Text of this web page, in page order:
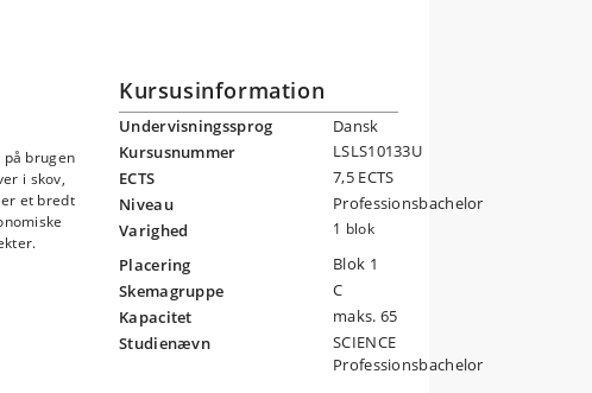
brugen
i skov,
et bredt
Kursusinformation
Undervisningssprog
Dansk
Kursusnummer
LSLS10133U
ECTS
7,5 ECTS
Niveau
Professionsbachelor
Varighed
1 blok
Placering
Blok 1
Skemagruppe
C
Kapacitet
maks. 65
Studienævn
SCIENCE
Professionsbachelor